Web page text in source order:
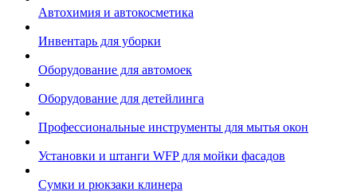
Автохимия и автокосметика
Инвентарь для уборки
Оборудование для автомоек
Оборудование для детейлинга
Профессиональные инструменты для мытья окон
Установки и штанги WFP для мойки фасадов
Сумки и рюкзаки клинера